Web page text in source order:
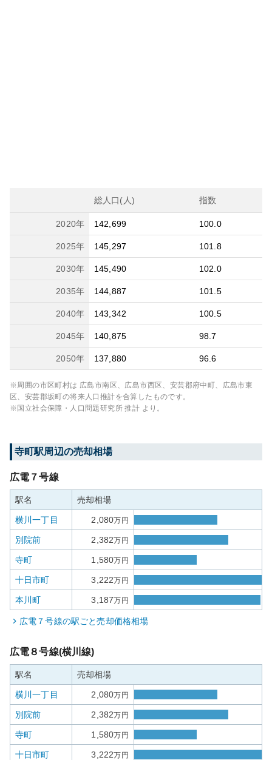
総人口(人) 指数
2020年 142,699 100.0
2025年 145,297 101.8
2030年 145,490 102.0
2035年 144,887 101.5
2040年 143,342 100.5
2045年 140,875 98.7
2050年 137,880 96.6
※周囲の市区町村は 広島市南区、広島市西区、安芸郡府中町、広島市東
区、安芸郡坂町の将来人口推計を合算したものです。
※国立社会保障・人口問題研究所 推計 より。
寺町駅周辺の売却相場
広電７号線
駅名 売却相場
横川一丁目 2,080万円
別院前 2,382万円
寺町 1,580万円
十日市町 3,222万円
本川町 3,187万円
広電７号線の駅ごと売却価格相場
広電８号線(横川線)
駅名 売却相場
横川一丁目 2,080万円
別院前 2,382万円
寺町 1,580万円
十日市町 3,222万円